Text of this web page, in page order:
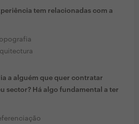
tem relacionadas com a
a alguém que quer contratar
sector? Há algo fundamental a ter